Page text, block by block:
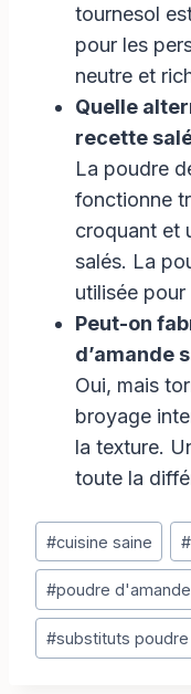
tournesol
pour les
neutre et
Quelle
recette
La poudre
fonctionne
croquant et
salés. La
utilisée pour
Peut-on
d’amande
Oui, mais
broyage
la texture.
toute la
Étiquettes
de
la
publication :
#cuisine saine #
#poudre d'amande
#substituts